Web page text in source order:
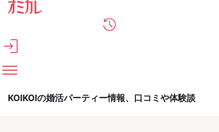
メインコンテンツへスキップ
KOIKOIの婚活パーティー情報、口コミや体験談